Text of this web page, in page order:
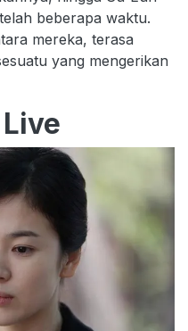
beberapa waktu.
mereka, terasa
yang mengerikan